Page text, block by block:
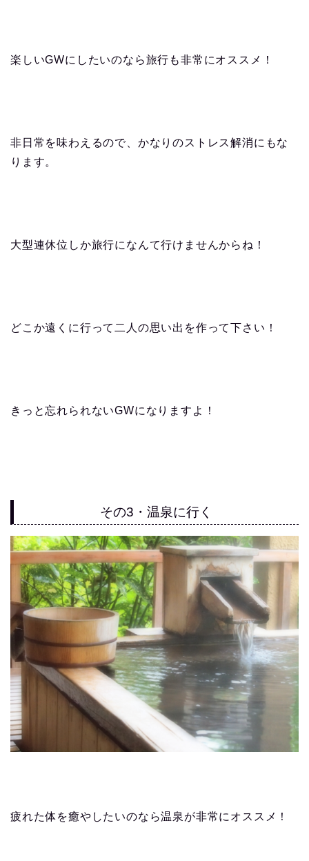
楽しいGWにしたいのなら旅行も非常にオススメ！
非日常を味わえるので、かなりのストレス解消にもな
ります。
大型連休位しか旅行になんて行けませんからね！
どこか遠くに行って二人の思い出を作って下さい！
きっと忘れられないGWになりますよ！
その3・温泉に行く
疲れた体を癒やしたいのなら温泉が非常にオススメ！